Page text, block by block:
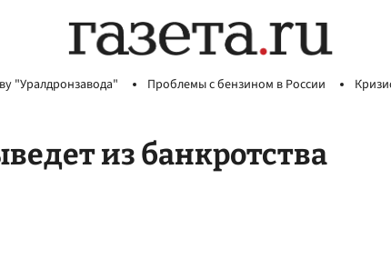
"Уралдронзавода" Проблемы с бензином в России
из банкротства